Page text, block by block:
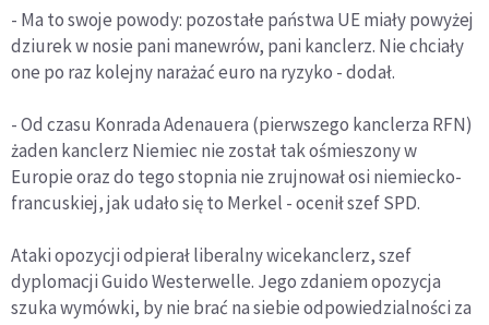
- Ma to swoje powody: pozostałe państwa UE miały powyżej
dziurek w nosie pani manewrów, pani kanclerz. Nie chciały
one po raz kolejny narażać euro na ryzyko - dodał.
- Od czasu Konrada Adenauera (pierwszego kanclerza RFN)
żaden kanclerz Niemiec nie został tak ośmieszony w
Europie oraz do tego stopnia nie zrujnował osi niemiecko-
francuskiej, jak udało się to Merkel - ocenił szef SPD.
Ataki opozycji odpierał liberalny wicekanclerz, szef
dyplomacji Guido Westerwelle. Jego zdaniem opozycja
szuka wymówki, by nie brać na siebie odpowiedzialności za